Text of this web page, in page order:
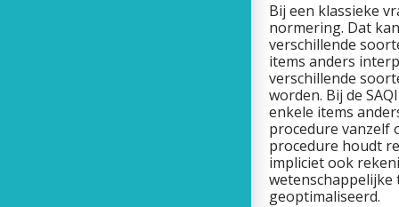
Bij een klassieke
normering. Dat
verschillende
items anders
verschillende
worden. Bij de
enkele items
procedure vanzelf
procedure houdt
impliciet ook
wetenschappelijke
geoptimaliseerd.